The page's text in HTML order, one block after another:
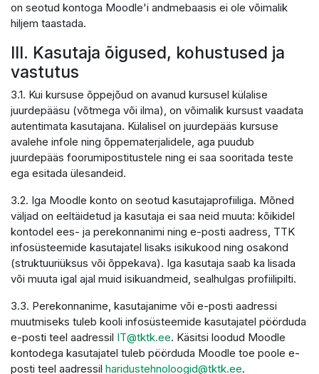
on seotud kontoga Moodle'i andmebaasis ei ole võimalik
hiljem taastada.
III. Kasutaja õigused, kohustused ja
vastutus
3.1. Kui kursuse õppejõud on avanud kursusel külalise
juurdepääsu (võtmega või ilma), on võimalik kursust vaadata
autentimata kasutajana. Külalisel on juurdepääs kursuse
avalehe infole ning õppematerjalidele, aga puudub
juurdepääs foorumipostitustele ning ei saa sooritada teste
ega esitada ülesandeid.
3.2. Iga Moodle konto on seotud kasutajaprofiiliga. Mõned
väljad on eeltäidetud ja kasutaja ei saa neid muuta: kõikidel
kontodel ees- ja perekonnanimi ning e-posti aadress, TTK
infosüsteemide kasutajatel lisaks isikukood ning osakond
(struktuuriüksus või õppekava). Iga kasutaja saab ka lisada
või muuta igal ajal muid isikuandmeid, sealhulgas profiilipilti.
3.3. Perekonnanime, kasutajanime või e-posti aadressi
muutmiseks tuleb kooli infosüsteemide kasutajatel pöörduda
e-posti teel aadressil IT@tktk.ee. Käsitsi loodud Moodle
kontodega kasutajatel tuleb pöörduda Moodle toe poole e-
posti teel aadressil haridustehnoloogid@tktk.ee.